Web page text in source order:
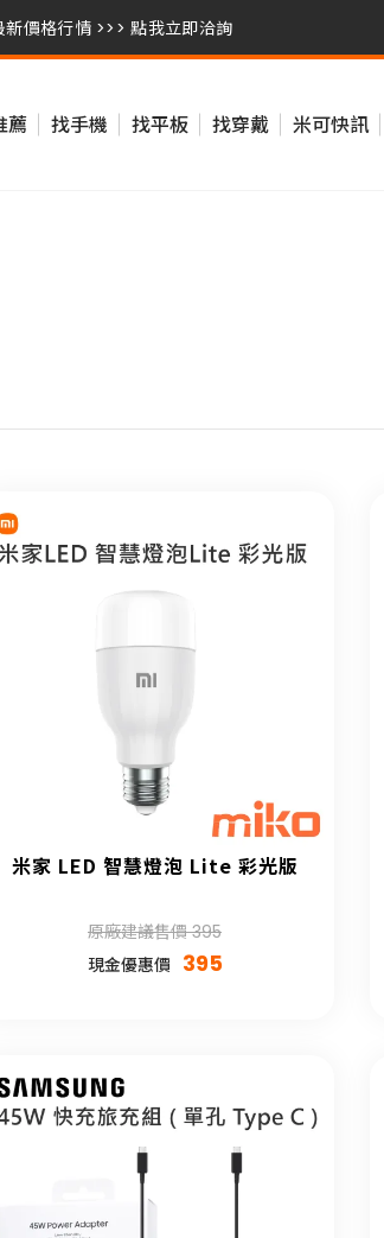
價格行情 >>> 點我立即洽詢
價格行情 >>> 點我立即洽詢
薦 找手機 找平板 找穿戴 米可快訊
米家 LED 智慧燈泡 Lite 彩光版
原廠建議售價 395
現金優惠價 395